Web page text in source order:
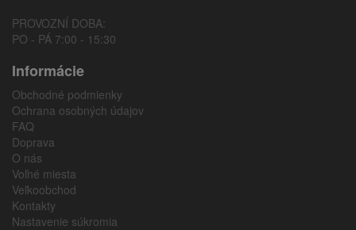
PROVOZNÍ DOBA:
PO - PÁ 7:00 - 15:30
Informácie
Obchodné podmienky
Ochrana osobných údajov
FAQ
Doprava
O nás
Voľné miesta
Veľkoobchod
Kontakty
Nastavenie súkromia